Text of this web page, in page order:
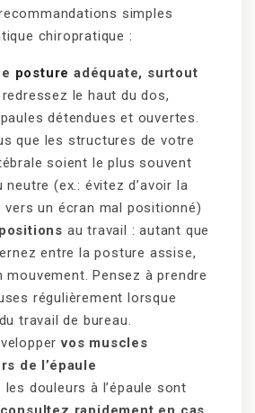
simples
chiropratique :
posture adéquate, surtout
redressez le haut du dos,
détendues et ouvertes.
que les structures de votre
soient le plus souvent
neutre (ex.: évitez d’avoir la
un écran mal positionné)
au travail : autant que
entre la posture assise,
mouvement. Pensez à prendre
régulièrement lorsque
travail de bureau.
vos muscles
de l’épaule
les douleurs à l’épaule sont